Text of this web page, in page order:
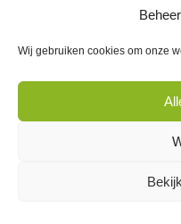
Wij gebruiken cookies om onze
Berg Quality Services
Conformiso B.V.
Consilium